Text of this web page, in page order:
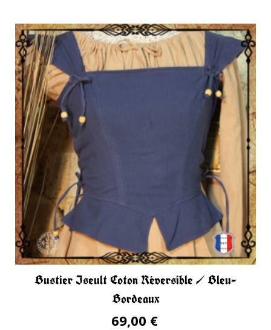
Bustier Iseult Coton Réversible / Bleu-
Bordeaux
69,00 €